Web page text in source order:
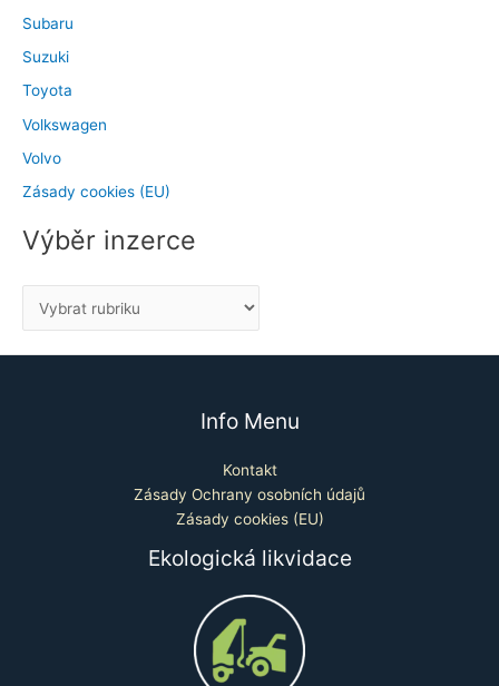
Subaru
Suzuki
Toyota
Volkswagen
Volvo
Zásady cookies (EU)
Výběr inzerce
Info Menu
Kontakt
Zásady Ochrany osobních údajů
Zásady cookies (EU)
Ekologická likvidace